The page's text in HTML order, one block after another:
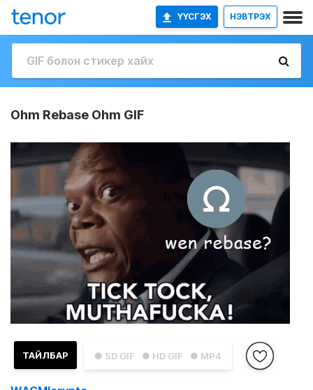
ҮҮСГЭХ НЭВТРЭХ
Ohm Rebase Ohm GIF
● SD GIF ● HD GIF ● MP4
ТАЙЛБАР